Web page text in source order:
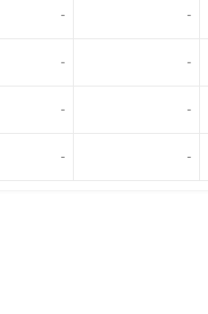
- -
- -
- -
- -